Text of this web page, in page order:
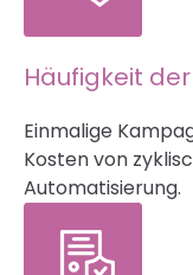
Häufigkeit
Einmalige
Kosten von
Automatisierung.